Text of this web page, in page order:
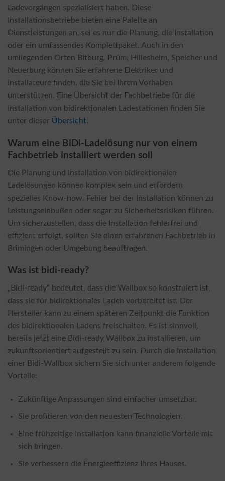
Ladevorgängen spezialisiert haben. Diese
Installationsbetriebe bieten eine Palette an
Dienstleistungen an, sei es nur die Planung, die Installation
oder ein umfassendes Komplettpaket. Auch in den
umliegenden Orten Bitburg, Prüm, Hillesheim, Speicher und
Neuerburg können Sie erfahrene Elektriker und
Installateure finden, die Sie bei Ihrem Vorhaben
unterstützen. Eine Übersicht der Fachbetriebe für die
Installation von bidirektionalen Ladestationen finden Sie
unter dieser Übersicht.
Warum eine BiDi-Ladelösung nur von einem
Fachbetrieb installiert werden soll
Die Planung und Installation von bidirektionalen
Ladelösungen können komplex sein und erfordern
spezielles Know-how. Fehler bei der Installation können zu
Leistungseinbußen oder sogar zu Sicherheitsrisiken führen.
Um sicherzustellen, dass die Installation fehlerfrei und
effizient erfolgt, sollten Sie einen erfahrenen Fachbetrieb in
Brimingen oder Umgebung beauftragen.
Was ist bidi-ready?
„Bidi-ready“ bedeutet, dass die Wallbox so konstruiert ist,
dass sie für bidirektionales Laden vorbereitet ist. Der
Hersteller kann zu einem späteren Zeitpunkt die Funktion
des bidirektionalen Ladens freischalten. Es ist sinnvoll,
bereits jetzt eine Bidi-ready Wallbox zu installieren, um
zukunftsorientiert aufgestellt zu sein. Durch die Installation
einer Bidi-Wallbox sichern Sie sich unter anderem folgende
Vorteile:
Zukünftige Anpassungen sind einfacher umsetzbar.
Sie profitieren von den neuesten Technologien.
Eine frühzeitige Installation kann finanzielle Vorteile mit
sich bringen.
Sie verbessern die Energieeffizienz Ihres Hauses.